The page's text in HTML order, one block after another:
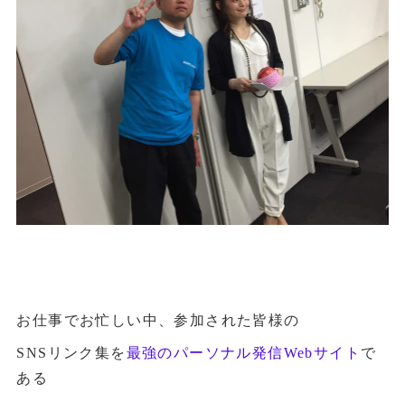
お仕事でお忙しい中、参加された皆様の
SNSリンク集を最強のパーソナル発信Webサイト で
ある